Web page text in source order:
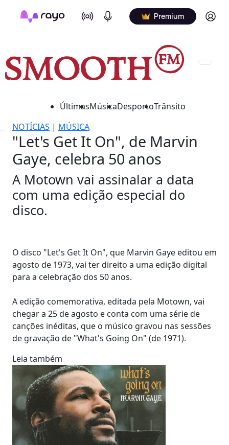
On Air Podcasts Premium Log in
ÚltimasMúsicaDesportoTrânsito
NOTÍCIAS | MÚSICA
"Let's Get It On", de Marvin
Gaye, celebra 50 anos
A Motown vai assinalar a data
com uma edição especial do
disco.
O disco "Let's Get It On", que Marvin Gaye editou em
agosto de 1973, vai ter direito a uma edição digital
para a celebração dos 50 anos.
A edição comemorativa, editada pela Motown, vai
chegar a 25 de agosto e conta com uma série de
canções inéditas, que o músico gravou nas sessões
de gravação de "What's Going On" (de 1971).
Leia também